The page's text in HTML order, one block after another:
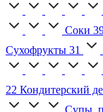
Соки
Сухофрукты 31
22 Кондитерский